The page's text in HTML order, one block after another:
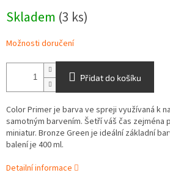
cena:
Skladem (3 ks)
Možnosti doručení
Přidat do košíku
Color Primer je barva ve spreji využívaná k
samotným barvením. Šetří váš čas zejména
miniatur. Bronze Green je ideální základní
balení je 400 ml.
Detailní informace